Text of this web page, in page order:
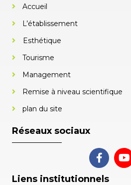
Accueil
L’établissement
Esthétique
Tourisme
Management
Remise à niveau scientifique
plan du site
Réseaux sociaux
Liens institutionnels